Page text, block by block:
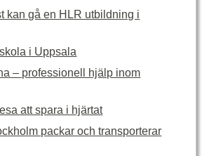
kan gå en HLR utbildning i
i Uppsala
– professionell hjälp inom
att spara i hjärtat
packar och transporterar